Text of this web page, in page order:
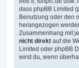
dass phpBB Limited
Benutzung oder den
herangezogen
Zusammenhang mit
nicht direkt auf die
Limited oder phpBB
wirst du, wenn